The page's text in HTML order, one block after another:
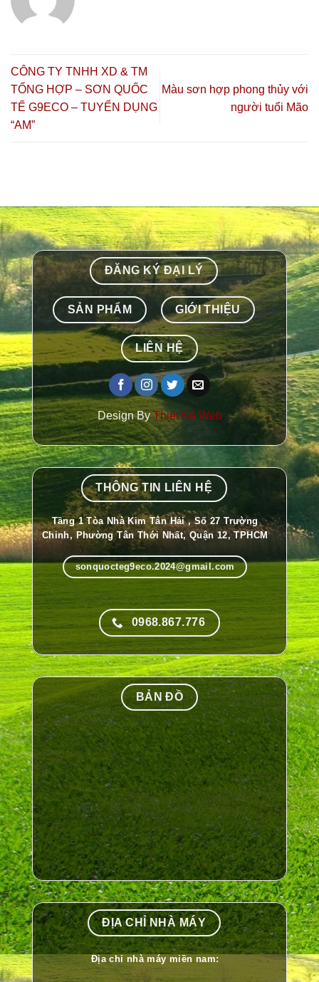
CÔNG TY TNHH XD & TM
TỔNG HỢP – SƠN QUỐC
TẾ G9ECO – TUYỂN DỤNG
“AM”
Màu sơn hợp phong thủy với
người tuổi Mão
ĐĂNG KÝ ĐẠI LÝ
SẢN PHẨM GIỚI THIỆU
LIÊN HỆ
Design ByThiết Kế Web
THÔNG TIN LIÊN HỆ
Tầng 1 Tòa Nhà Kim Tân Hải , Số 27 Trường
Chinh, Phường Tân Thới Nhất, Quận 12, TPHCM
sonquocteg9eco.2024@gmail.com
0968.867.776
BẢN ĐỒ
ĐỊA CHỈ NHÀ MÁY
Địa chỉ nhà máy miền nam: